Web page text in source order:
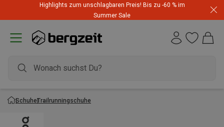
Highlights zum unschlagbaren Preis! Bis zu -60 % im
Summer Sale
SchuheTrailrunningschuhe